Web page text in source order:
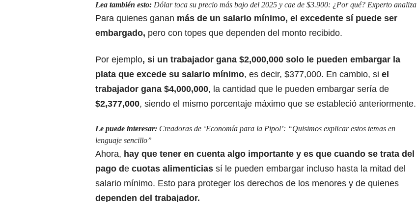
Lea también esto: Dólar toca su precio más bajo del 2025 y cae de $3.900: ¿Por qué? Experto analiza
Para quienes ganan más de un salario mínimo, el excedente sí puede ser
embargado, pero con topes que dependen del monto recibido.
Por ejemplo, si un trabajador gana $2,000,000 solo le pueden embargar la
plata que excede su salario mínimo, es decir, $377,000. En cambio, si el
trabajador gana $4,000,000, la cantidad que le pueden embargar sería de
$2,377,000, siendo el mismo porcentaje máximo que se estableció anteriormente.
Le puede interesar: Creadoras de ‘Economía para la Pipol’: “Quisimos explicar estos temas en
lenguaje sencillo”
Ahora, hay que tener en cuenta algo importante y es que cuando se trata del
pago de cuotas alimenticias sí le pueden embargar incluso hasta la mitad del
salario mínimo. Esto para proteger los derechos de los menores y de quienes
dependen del trabajador.